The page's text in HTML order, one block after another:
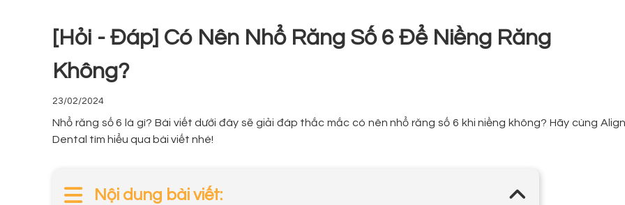
[Hỏi - Đáp] Có Nên Nhổ Răng Số 6 Để Niềng Răng
Không?
23/02/2024
Nhổ răng số 6 là gì? Bài viết dưới đây sẽ giải đáp thắc mắc có nên nhổ răng số 6 khi niềng không? Hãy cùng Align
Dental tìm hiểu qua bài viết nhé!
Nội dung bài viết: